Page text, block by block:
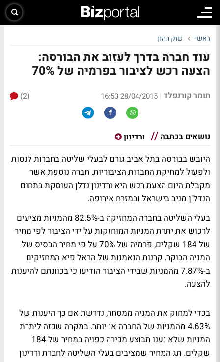
ראשי שוק ההון
עוד חברה בדרך לעזוב את הבורסה:
הצעה רכש לציבור בפרמיה של 70%
תומר קורנפלד |
28/04/2015 16:53
(2)
נושאים בכתבה ורדינון
היובש בבורסה בתל אביב גורם לבעלי שליטה בחברות לנסות
ולפעול למחיקת החברות הציבוריות. חברה נוספת אשר
מקבלת היום הצעת רכש היא ורדינון נדלן העוסקת בתחום
הנדל"ן מניב בישראל ובמזרח אירופה.
בעלי השליטה בחברה המחזיקה ב-82.5% מהמניות מציעים
לרכוש את יתרת המניות המוחזקות על ידי הציבור לפי מחיר
של 184 שקלים, פרמיה של 70% על פי מחיר הבסיס של
המניה הבוקר. קרנות הנאמנות של הראל פיא המחזיקים
ב-7.87% מהמניות שבידי הציבור הודיעו כי בכוונתם להיענות
להצעה.
בכדי למחוק את המניה ממסחר, נדרשת אם כך היענות של
4.63% מהמניות של החברה או יותר. במקרה שכזה ליתרת
המניות שלא נענו תבוצע מכירה כפויה במחיר של 184
שקלים. תג המחיר שמציבים בעלי השליטה לחברת ורדינון